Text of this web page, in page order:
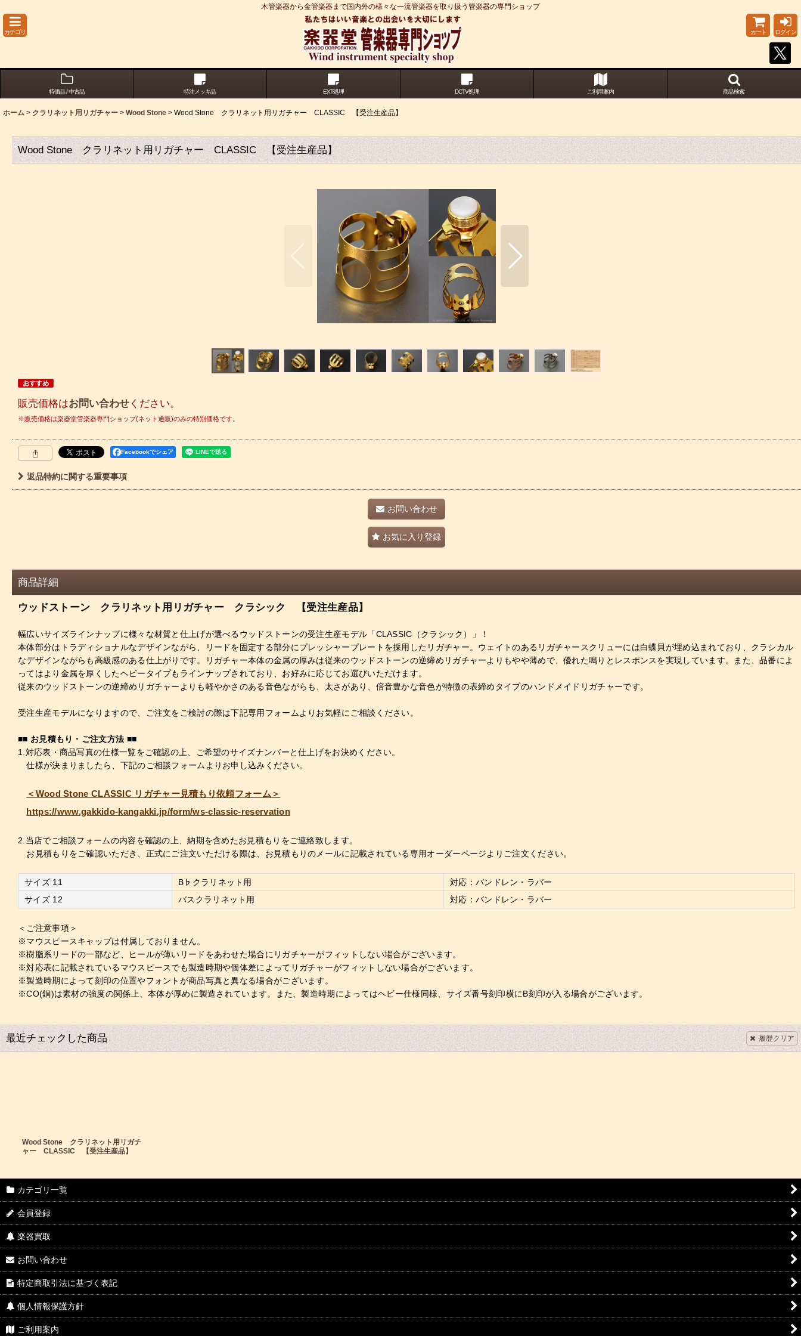
木管楽器から金管楽器まで国内外の様々な一流管楽器を取り扱う管楽器の専門ショップ
カテゴリ カート ログイン
特価品 / 中古品 特注メッキ品 EXT処理 DCTV処理 ご利用案内 商品検索
ホーム > クラリネット用リガチャー > Wood Stone > Wood Stone クラリネット用リガチャー CLASSIC 【受注生産品】
Wood Stone クラリネット用リガチャー CLASSIC 【受注生産品】
販売価格はお問い合わせ ください。
Facebookでシェア
返品特約に関する重要事項
お問い合わせ
お気に入り登録
商品詳細
ウッドストーン クラリネット用リガチャー クラシック 【受注生産品】
幅広いサイズラインナップに様々な材質と仕上げが選べるウッドストーンの受注生産モデル「CLASSIC（クラシック）」！
本体部分はトラディショナルなデザインながら、リードを固定する部分にプレッシャープレートを採用したリガチャー。ウェイトのあるリガチャースクリューには白蝶貝が埋め込まれており、クラシカル
なデザインながらも高級感のある仕上がりです。リガチャー本体の金属の厚みは従来のウッドストーンの逆締めリガチャーよりもやや薄めで、優れた鳴りとレスポンスを実現しています。また、品番によ
ってはより金属を厚くしたヘビータイプもラインナップされており、お好みに応じてお選びいただけます。
従来のウッドストーンの逆締めリガチャーよりも軽やかさのある音色ながらも、太さがあり、倍音豊かな音色が特徴の表締めタイプのハンドメイドリガチャーです。
受注生産モデルになりますので、ご注文をご検討の際は下記専用フォームよりお気軽にご相談ください。
■■ お見積もり・ご注文方法 ■■
1.対応表・商品写真の仕様一覧をご確認の上、ご希望のサイズナンバーと仕上げをお決めください。
仕様が決まりましたら、下記のご相談フォームよりお申し込みください。
＜Wood Stone CLASSIC リガチャー見積もり依頼フォーム＞
https://www.gakkido-kangakki.jp/form/ws-classic-reservation
2.当店でご相談フォームの内容を確認の上、納期を含めたお見積もりをご連絡致します。
お見積もりをご確認いただき、正式にご注文いただける際は、お見積もりのメールに記載されている専用オーダーページよりご注文ください。
サイズ 11 B♭クラリネット用
対応：バンドレン・ラバー
サイズ 12
バスクラリネット用 対応：バンドレン・ラバー
＜ご注意事項＞
※マウスピースキャップは付属しておりません。
※樹脂系リードの一部など、ヒールが薄いリードをあわせた場合にリガチャーがフィットしない場合がございます。
※対応表に記載されているマウスピースでも製造時期や個体差によってリガチャーがフィットしない場合がございます。
※製造時期によって刻印の位置やフォントが商品写真と異なる場合がございます。
※CO(銅)は素材の強度の関係上、本体が厚めに製造されています。また、製造時期によってはヘビー仕様同様、サイズ番号刻印横にB刻印が入る場合がございます。
最近チェックした商品 履歴クリア
Wood Stone クラリネット用リガチ
ャー CLASSIC 【受注生産品】
カテゴリ一覧
会員登録
楽器買取
お問い合わせ
特定商取引法に基づく表記
個人情報保護方針
ご利用案内